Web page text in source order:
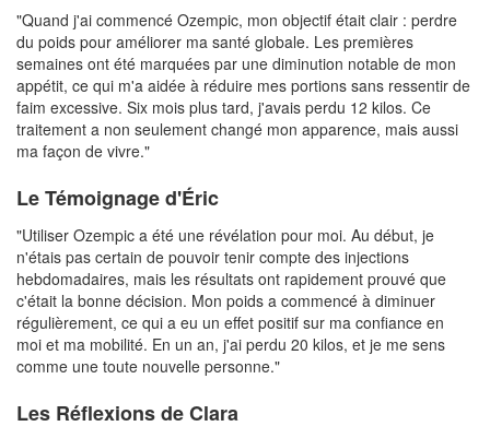
"Quand j'ai commencé Ozempic, mon objectif était clair : perdre
du poids pour améliorer ma santé globale. Les premières
semaines ont été marquées par une diminution notable de mon
appétit, ce qui m'a aidée à réduire mes portions sans ressentir de
faim excessive. Six mois plus tard, j'avais perdu 12 kilos. Ce
traitement a non seulement changé mon apparence, mais aussi
ma façon de vivre."
Le Témoignage d'Éric
"Utiliser Ozempic a été une révélation pour moi. Au début, je
n'étais pas certain de pouvoir tenir compte des injections
hebdomadaires, mais les résultats ont rapidement prouvé que
c'était la bonne décision. Mon poids a commencé à diminuer
régulièrement, ce qui a eu un effet positif sur ma confiance en
moi et ma mobilité. En un an, j'ai perdu 20 kilos, et je me sens
comme une toute nouvelle personne."
Les Réflexions de Clara